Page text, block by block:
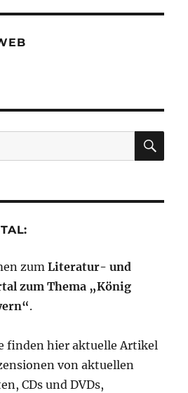
zumLiteratur- und
zum Thema „König
.
finden hier aktuelle Artikel
von aktuellen
CDs und DVDs,